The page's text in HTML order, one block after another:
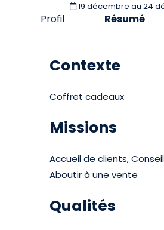
19 décembre au 24
Profil Résumé
Contexte
Coffret cadeaux
Missions
Accueil de clients,
Aboutir à une vente
Qualités